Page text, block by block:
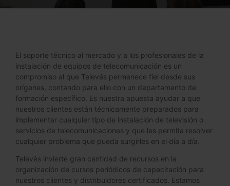
El soporte técnico al mercado y a los profesionales de la
instalación de equipos de telecomunicación es un
compromiso al que Televés permanece fiel desde sus
orígenes, contando para ello con un departamento de
formación específico. Es nuestra apuesta ayudar a que
nuestros clientes están técnicamente preparados para
implementar cualquier tipo de instalación de televisión o
servicios de telecomunicaciones y que les permita resolver
cualquier problema que pueda surgirles en el día a día.
Televés invierte gran cantidad de recursos en la
organización de cursos periódicos de capacitación para
nuestros clientes y distribuidores certificados. Estamos